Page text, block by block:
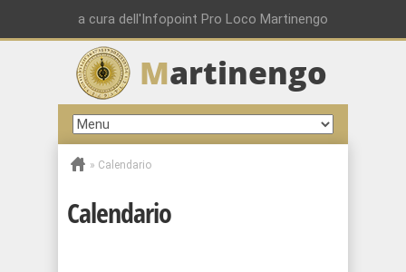
a cura dell'Infopoint Pro Loco Martinengo
Martinengo
» Calendario
Calendario
01:00
02:00
03:00
04:00